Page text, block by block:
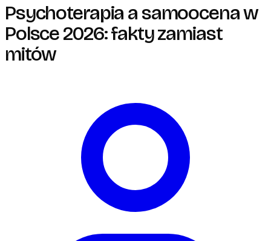
Psychoterapia a samoocena w
Polsce 2026: fakty zamiast
mitów